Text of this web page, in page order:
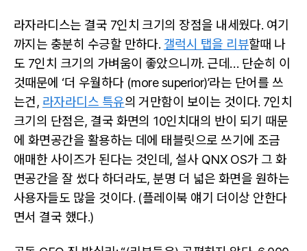
라자라디스는 결국 7인치 크기의 장점을 내세웠다. 여기
까지는 충분히 수긍할 만하다. 갤럭시 탭을 리뷰할때 나
도 7인치 크기의 가벼움이 좋았으니까. 근데… 단순히 이
것때문에 ‘더 우월하다 (more superior)’라는 단어를 쓰
는건, 라자라디스 특유의 거만함이 보이는 것이다. 7인치
크기의 단점은, 결국 화면의 10인치대의 반이 되기 때문
에 화면공간을 활용하는 데에 태블릿으로 쓰기에 조금
애매한 사이즈가 된다는 것인데, 설사 QNX OS가 그 화
면공간을 잘 썼다 하더라도, 분명 더 넓은 화면을 원하는
사용자들도 많을 것이다. (플레이북 얘기 더이상 안한다
면서 결국 했다.)